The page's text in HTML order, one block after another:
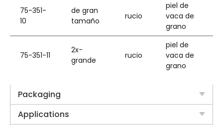
75-351-
10
de gran
tamaño
rucio
piel de
vaca de
grano
75-351-11
2x-
grande
rucio
piel de
vaca de
grano
Packaging
Applications